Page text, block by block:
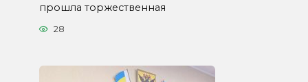
прошла торжественная
28